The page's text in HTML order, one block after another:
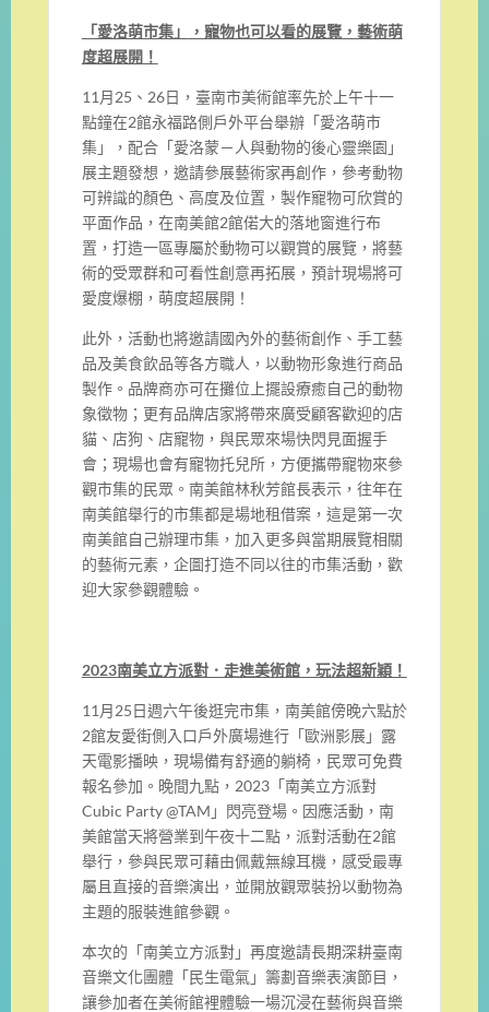
「愛洛萌市集」
，寵物也可以看的展覽，藝術萌
度超展開！
11月25、26日，臺南市美術館率先於上午十一
點鐘在2館永福路側戶外平台舉辦「愛洛萌市
集」，配合「愛洛蒙－人與動物的後心靈樂園」
展主題發想，邀請參展藝術家再創作，參考動物
可辨識的顏色、高度及位置，製作寵物可欣賞的
平面作品，在南美館2館偌大的落地窗進行布
置，打造一區專屬於動物可以觀賞的展覽，將藝
術的受眾群和可看性創意再拓展，預計現場將可
愛度爆棚，萌度超展開！
此外，活動也將邀請國內外的藝術創作、手工藝
品及美食飲品等各方職人，以動物形象進行商品
製作。品牌商亦可在攤位上擺設療癒自己的動物
象徵物；更有品牌店家將帶來廣受顧客歡迎的店
貓、店狗、店寵物，與民眾來場快閃見面握手
會；現場也會有寵物托兒所，方便攜帶寵物來參
觀市集的民眾。南美館林秋芳館長表示，往年在
南美館舉行的市集都是場地租借案，這是第一次
南美館自己辦理市集，加入更多與當期展覽相關
的藝術元素，企圖打造不同以往的市集活動，歡
迎大家參觀體驗。
2023南美立方派對．走進美術館，玩法超新穎！
11月25日週六午後逛完市集，南美館傍晚六點於
2館友愛街側入口戶外廣場進行「歐洲影展」露
天電影播映，現場備有舒適的躺椅，民眾可免費
報名參加。晚間九點，2023「南美立方派對
Cubic Party @TAM」閃亮登場。因應活動，南
美館當天將營業到午夜十二點，派對活動在2館
舉行，參與民眾可藉由佩戴無線耳機，感受最專
屬且直接的音樂演出，並開放觀眾裝扮以動物為
主題的服裝進館參觀。
本次的「南美立方派對」再度邀請長期深耕臺南
音樂文化團體「民生電氣」籌劃音樂表演節目，
讓參加者在美術館裡體驗一場沉浸在藝術與音樂